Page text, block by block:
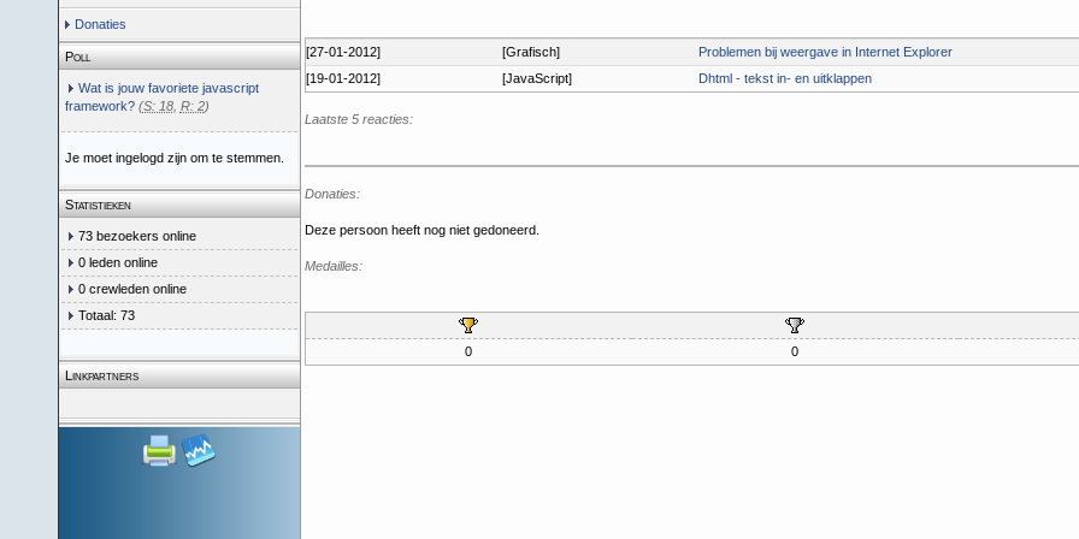
Donaties
Poll
Wat is jouw favoriete javascript
framework? (S: 18, R: 2)
Je moet ingelogd zijn om te stemmen.
Statistieken
73 bezoekers online
0 leden online
0 crewleden online
Totaal: 73
Linkpartners
[27-01-2012] [Grafisch]
Problemen bij weergave in Internet Explorer
[19-01-2012]
[JavaScript] Dhtml - tekst in- en uitklappen
Laatste 5 reacties:
Donaties:
Deze persoon heeft nog niet gedoneerd.
Medailles:
0 0